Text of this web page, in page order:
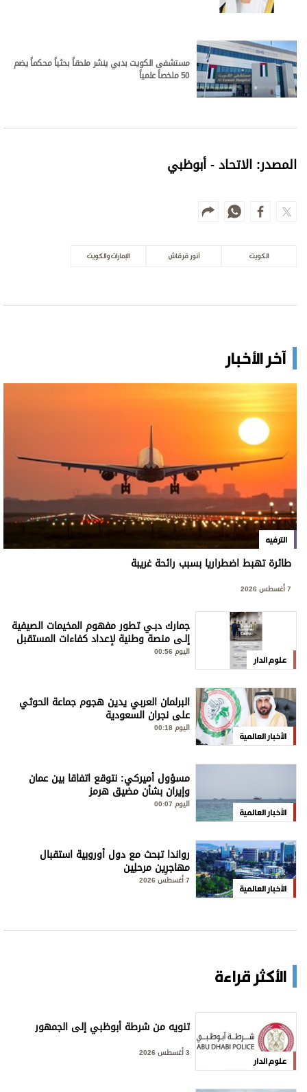
مستشفى الكويت بدبي ينشر ملحقاً بحثياً محكماً يضم
50 ملخصاً علمياً
المصدر: الاتحاد - أبوظبي
الكويت أنور قرقاش الإمارات والكويت
آخر الأخبار
الترفيه
طائرة تهبط اضطراريا بسبب رائحة غريبة
علوم الدار
جمارك دبـي تطور مفهوم المخيمات الصيفية
إلـى منصة وطنية لإعداد كفاءات المستقبل
اليوم 00:56
الأخبار العالمية
البرلمان العربي يدين هجوم جماعة الحوثي
على نجران السعودية
اليوم 00:18
الأخبار العالمية
مسؤول أميركي: نتوقع اتفاقا بين عمان
وإيران بشأن مضيق هرمز
اليوم 00:07
الأخبار العالمية
رواندا تبحث مع دول أوروبية استقبال
مهاجرِين مرحلِين
الأكثر قراءة
علوم الدار
تنويه من شرطة أبوظبي إلى الجمهور